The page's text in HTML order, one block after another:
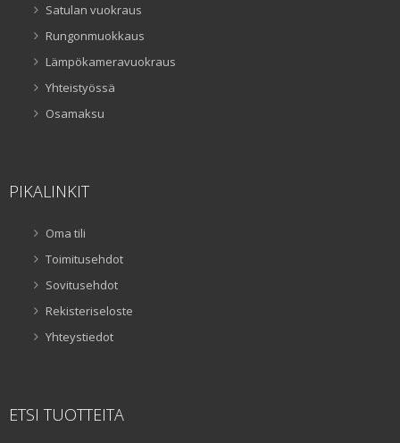
Satulan vuokraus
Rungonmuokkaus
Lämpökameravuokraus
Yhteistyössä
Osamaksu
PIKALINKIT
Oma tili
Toimitusehdot
Sovitusehdot
Rekisteriseloste
Yhteystiedot
ETSI TUOTTEITA